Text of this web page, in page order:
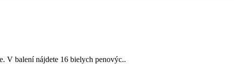
V balení nájdete 16 bielych penovýc..